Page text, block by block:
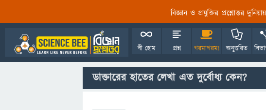
বিজ্ঞান ও প্রযুক্তির প্রশ্নোত্তর
বী হোম প্রশ্ন গরমাগরম! অনুত্তরিত
ডাক্তারের হাতের লেখা এত দুর্বোধ্য কেন?